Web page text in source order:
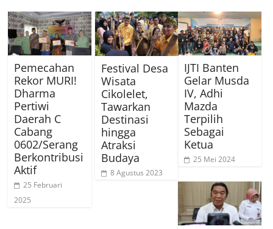
Pemecahan
Rekor MURI!
Dharma
Pertiwi
Daerah C
Cabang
0602/Serang
Berkontribusi
Aktif
25 Februari
2025
Festival Desa
Wisata
Cikolelet,
Tawarkan
Destinasi
hingga
Atraksi
Budaya
8 Agustus 2023
IJTI Banten
Gelar Musda
IV, Adhi
Mazda
Terpilih
Sebagai
Ketua
25 Mei 2024